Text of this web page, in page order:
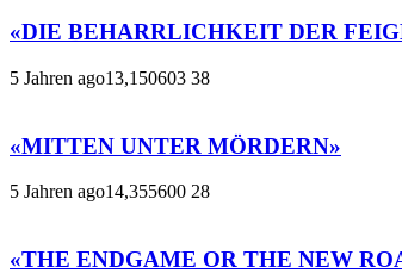
«DIE BEHARRLICHKEIT DER
5 Jahren ago13,150603 38
«MITTEN UNTER MÖRDERN»
5 Jahren ago14,355600 28
«THE ENDGAME OR THE NEW